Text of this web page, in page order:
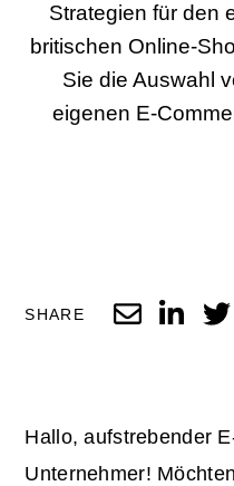
Strategien für den
britischen Online-
Sie die Auswahl
eigenen E-
SHARE
Hallo, aufstrebender
Unternehmer!